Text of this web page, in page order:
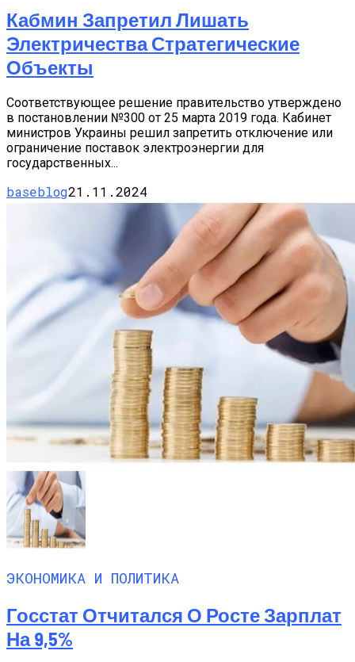
Кабмин Запретил Лишать
Электричества Стратегические
Объекты
Соответствующее решение правительство утверждено
в постановлении №300 от 25 марта 2019 года. Кабинет
министров Украины решил запретить отключение или
ограничение поставок электроэнергии для
государственных...
baseblog21.11.2024
ЭКОНОМИКА И ПОЛИТИКА
Госстат Отчитался О Росте Зарплат
На 9,5%